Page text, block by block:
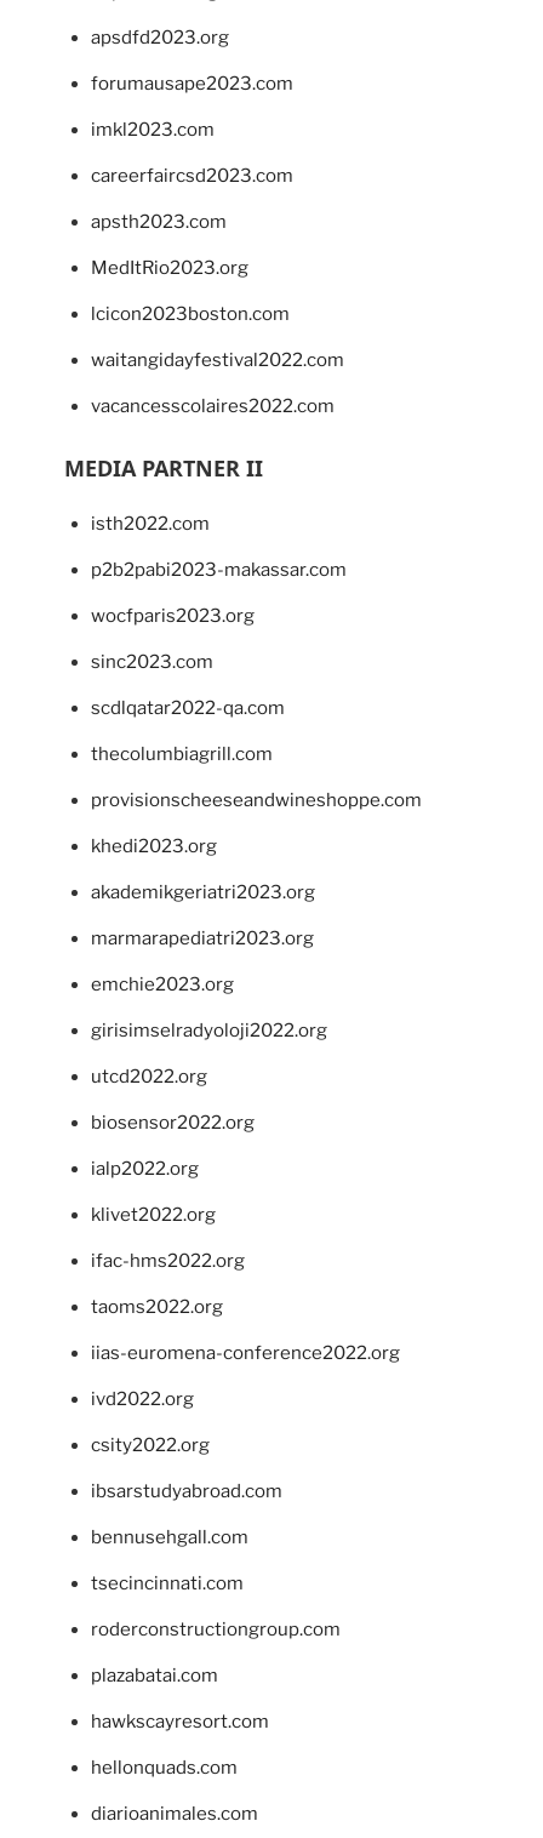
apsdfd2023.org
forumausape2023.com
imkl2023.com
careerfaircsd2023.com
apsth2023.com
MedItRio2023.org
lcicon2023boston.com
waitangidayfestival2022.com
vacancesscolaires2022.com
MEDIA PARTNER II
isth2022.com
p2b2pabi2023-makassar.com
wocfparis2023.org
sinc2023.com
scdlqatar2022-qa.com
thecolumbiagrill.com
provisionscheeseandwineshoppe.com
khedi2023.org
akademikgeriatri2023.org
marmarapediatri2023.org
emchie2023.org
girisimselradyoloji2022.org
utcd2022.org
biosensor2022.org
ialp2022.org
klivet2022.org
ifac-hms2022.org
taoms2022.org
iias-euromena-conference2022.org
ivd2022.org
csity2022.org
ibsarstudyabroad.com
bennusehgall.com
tsecincinnati.com
roderconstructiongroup.com
plazabatai.com
hawkscayresort.com
hellonquads.com
diarioanimales.com